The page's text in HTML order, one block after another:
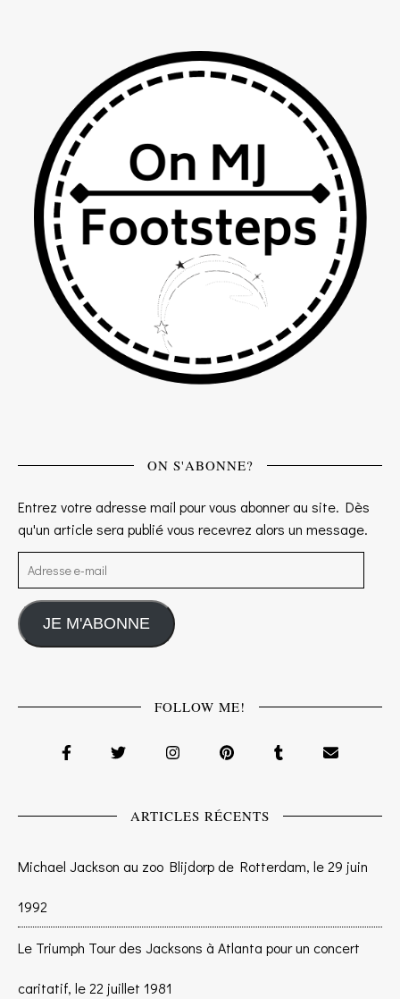
ON S'ABONNE?
Entrez votre adresse mail pour vous abonner au site. Dès
qu'un article sera publié vous recevrez alors un message.
Adresse e-mail
JE M'ABONNE
FOLLOW ME!
ARTICLES RÉCENTS
Michael Jackson au zoo Blijdorp de Rotterdam, le 29 juin
1992
Le Triumph Tour des Jacksons à Atlanta pour un concert
caritatif, le 22 juillet 1981